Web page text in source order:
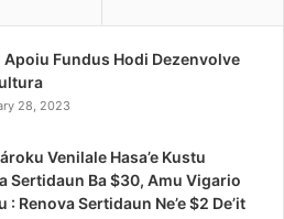
Apoiu Fundus Hodi Dezenvolve
28, 2023
Venilale Hasa’e Kustu
Sertidaun Ba $30, Amu Vigario
: Renova Sertidaun Ne’e $2 De’it